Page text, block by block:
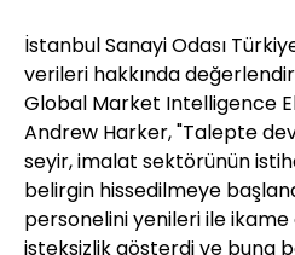
İstanbul Sanayi Odası
verileri hakkında
Global Market Intelligence
Andrew Harker, "Talepte
seyir, imalat sektörünün
belirgin hissedilmeye
personelini yenileri ile
isteksizlik gösterdi ve buna